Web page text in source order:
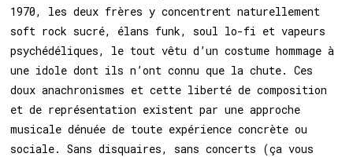
1970, les deux frères y concentrent naturellement
soft rock sucré, élans funk, soul lo-fi et vapeurs
psychédéliques, le tout vêtu d’un costume hommage à
une idole dont ils n’ont connu que la chute. Ces
doux anachronismes et cette liberté de composition
et de représentation existent par une approche
musicale dénuée de toute expérience concrète ou
sociale. Sans disquaires, sans concerts (ça vous